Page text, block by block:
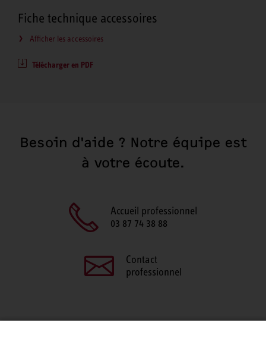
Fiche technique accessoires
Afficher les accessoires
Télécharger en PDF
Besoin d'aide ? Notre équipe est
à votre écoute.
Accueil professionnel
03 87 74 38 88
Contact
professionnel